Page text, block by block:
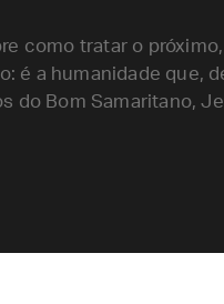
como tratar o
é a humanidade que,
do Bom Samaritano,